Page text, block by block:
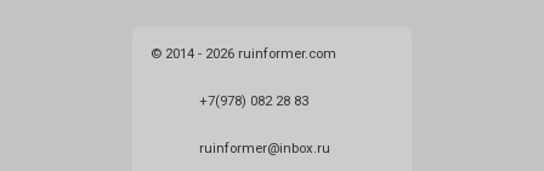
© 2014 - 2026 ruinformer.com
+7(978) 082 28 83
ruinformer@inbox.ru